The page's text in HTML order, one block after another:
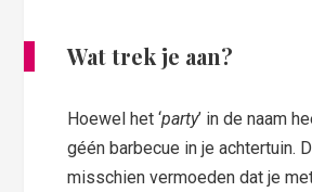
Wat trek je aan?
Hoewel het ‘party’ in de naam
géén barbecue in je achtertuin.
misschien vermoeden dat je